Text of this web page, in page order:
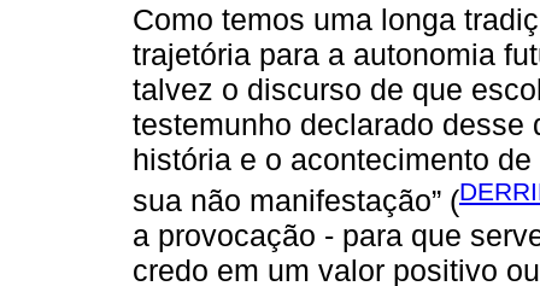
Como temos uma longa
trajetória para a autonomia
talvez o discurso de que
testemunho declarado desse
história e o acontecimento
sua não manifestação” (
a provocação - para que
credo em um valor positivo